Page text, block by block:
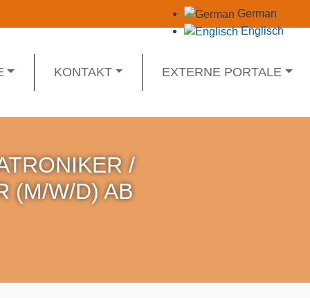
German
Englisch
KONTAKT EXTERNE PORTALE
/
(M/W/D) AB